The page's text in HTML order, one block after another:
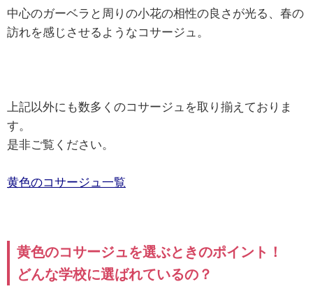
中心のガーベラと周りの小花の相性の良さが光る、春の
訪れを感じさせるようなコサージュ。
上記以外にも数多くのコサージュを取り揃えておりま
す。
是非ご覧ください。
黄色のコサージュ一覧
黄色のコサージュを選ぶときのポイント！
どんな学校に選ばれているの？